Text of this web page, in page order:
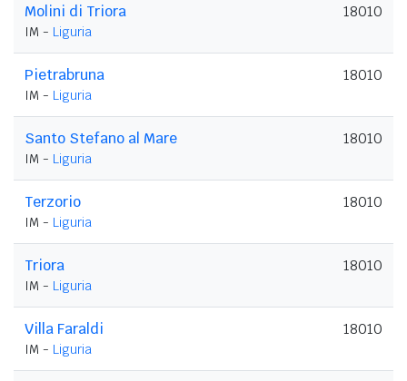
Molini di Triora
IM - Liguria
18010
Pietrabruna
IM - Liguria
18010
Santo Stefano al Mare
IM - Liguria
18010
Terzorio
IM - Liguria
18010
Triora
IM - Liguria
18010
Villa Faraldi
IM - Liguria
18010